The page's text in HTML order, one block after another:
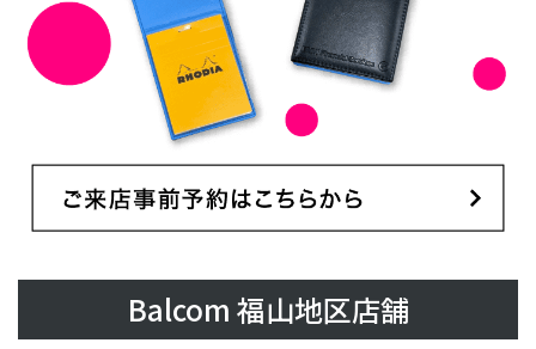
Balcom 福山地区店舗